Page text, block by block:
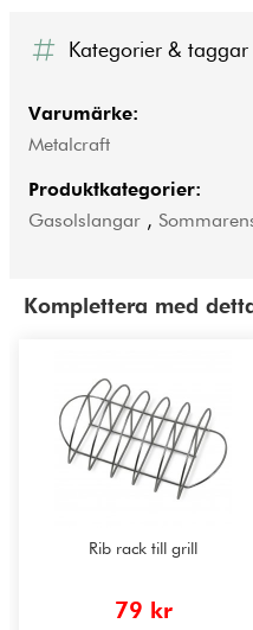
Kategorier & taggar
Varumärke:
Metalcraft
Produktkategorier:
Gasolslangar ,
Komplettera med
Rib rack till grill
79 kr